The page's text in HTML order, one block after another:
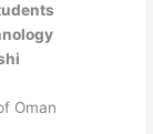
Oman